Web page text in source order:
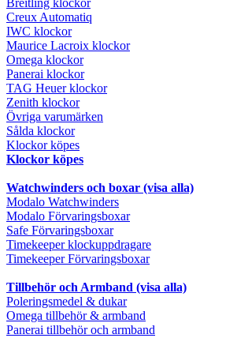
Breitling klockor
Creux Automatiq
IWC klockor
Maurice Lacroix klockor
Omega klockor
Panerai klockor
TAG Heuer klockor
Zenith klockor
Övriga varumärken
Sålda klockor
Klockor köpes
Klockor köpes
Watchwinders och boxar (visa alla)
Modalo Watchwinders
Modalo Förvaringsboxar
Safe Förvaringsboxar
Timekeeper klockuppdragare
Timekeeper Förvaringsboxar
Tillbehör och Armband (visa alla)
Poleringsmedel & dukar
Omega tillbehör & armband
Panerai tillbehör och armband